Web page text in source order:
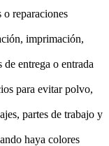
reparaciones
imprimación,
entrega o entrada
para evitar polvo,
partes de trabajo y
haya colores